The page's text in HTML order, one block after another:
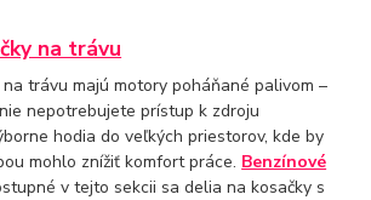
na trávu
na trávu majú motory poháňané palivom –
nepotrebujete prístup k zdroju
hodia do veľkých priestorov, kde by
mohlo znížiť komfort práce. Benzínové
v tejto sekcii sa delia na kosačky s